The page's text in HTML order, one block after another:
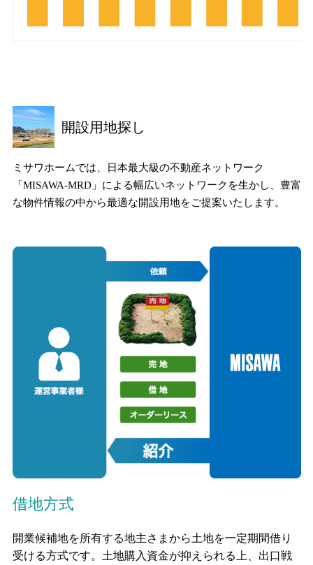
ミサワアイデンティティ
開設用地探し
ミサワホームでは、日本最大級の不動産ネットワーク
「MISAWA-MRD」による幅広いネットワークを生かし、豊富
な物件情報の中から最適な開設用地をご提案いたします。
借地方式
開業候補地を所有する地主さまから土地を一定期間借り
受ける方式です。土地購入資金が抑えられる上、出口戦